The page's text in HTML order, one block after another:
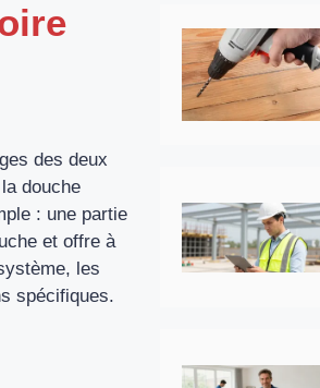
des deux
douche
: une partie
et offre à
les
spécifiques.